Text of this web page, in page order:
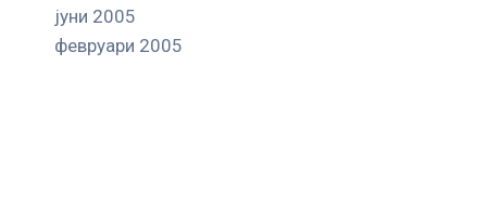
јуни 2005
февруари 2005